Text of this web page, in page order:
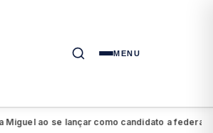
MENU
ao se lançar como candidato a federal●